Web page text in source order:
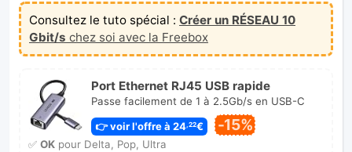
Consultez le tuto spécial : Créer un RÉSEAU 10
Gbit/s chez soi avec la Freebox
Port Ethernet RJ45 USB rapide
Passe facilement de 1 à 2.5Gb/s en USB-C
👉 voir l'offre à 24 ,22€ -15%
✅ OKpour Delta, Pop, Ultra